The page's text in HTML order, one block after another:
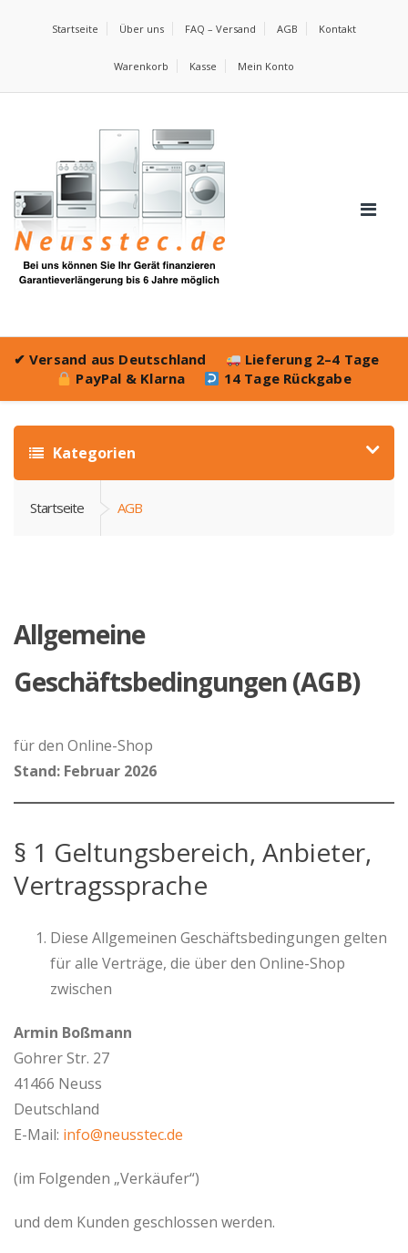
Startseite Über uns FAQ – Versand AGB Kontakt
Warenkorb Kasse Mein Konto
✔Versand aus Deutschland
Lieferung 2–4 Tage
PayPal & Klarna
14 Tage Rückgabe
Kategorien
Startseite AGB
Allgemeine
Geschäftsbedingungen (AGB)
für den Online-Shop
Stand: Februar 2026
§ 1 Geltungsbereich, Anbieter,
Vertragssprache
Diese Allgemeinen Geschäftsbedingungen gelten
für alle Verträge, die über den Online-Shop
zwischen
Armin Boßmann
Gohrer Str. 27
41466 Neuss
Deutschland
E-Mail: info@neusstec.de
(im Folgenden „Verkäufer“)
und dem Kunden geschlossen werden.